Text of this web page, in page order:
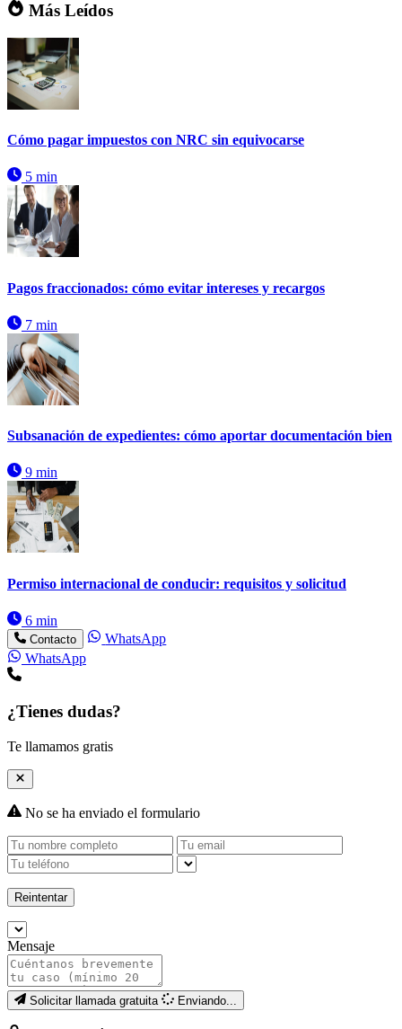
Más Leídos
Cómo pagar impuestos con NRC sin equivocarse
5 min
Pagos fraccionados: cómo evitar intereses y recargos
7 min
Subsanación de expedientes: cómo aportar documentación bien
9 min
Permiso internacional de conducir: requisitos y solicitud
6 min
Contacto
WhatsApp
WhatsApp
¿Tienes dudas?
Te llamamos gratis
No se ha enviado el formulario
Reintentar
Mensaje
Solicitar llamada gratuita Enviando...